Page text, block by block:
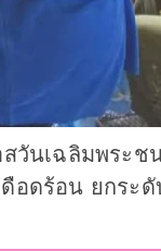
วันเฉลิมพระช
ดือดร้อน ยกร